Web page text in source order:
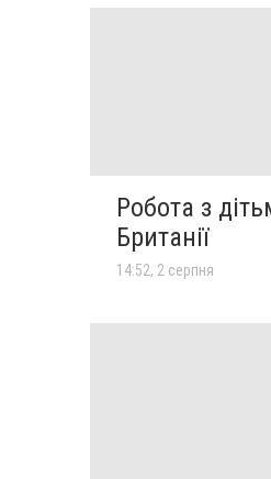
Робота з
Британії
14:52, 2 серпня